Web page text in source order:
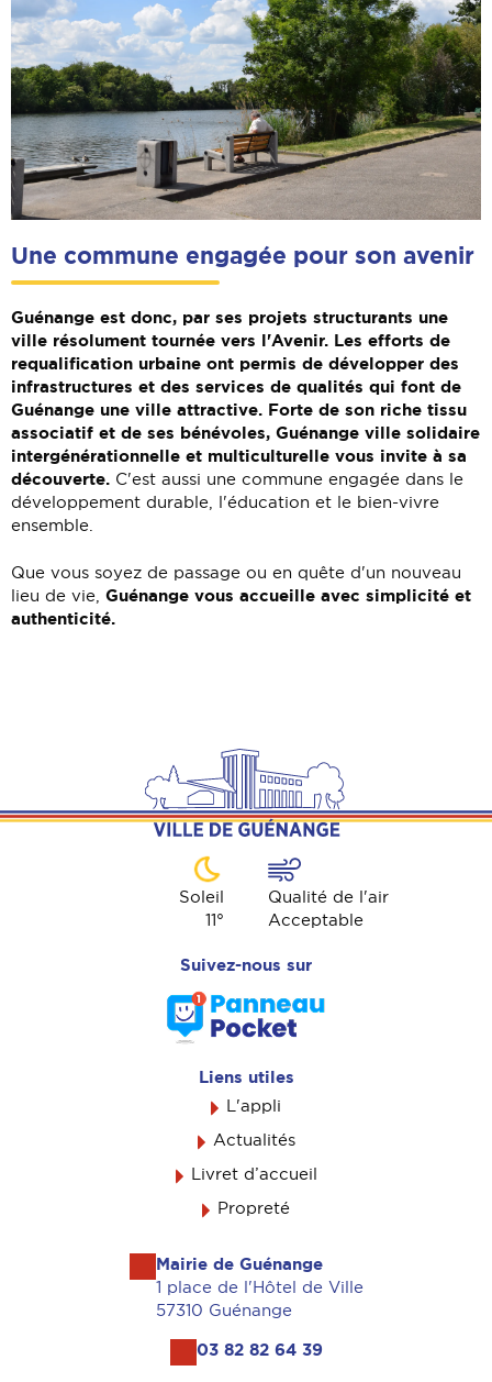
Une commune engagée pour son avenir
Guénange est donc, par ses projets structurants une
ville résolument tournée vers l'Avenir. Les efforts de
requalification urbaine ont permis de développer des
infrastructures et des services de qualités qui font de
Guénange une ville attractive. Forte de son riche tissu
associatif et de ses bénévoles, Guénange ville solidaire
intergénérationnelle et multiculturelle vous invite à sa
découverte. C'est aussi une commune engagée dans le
développement durable, l'éducation et le bien-vivre
ensemble.
Que vous soyez de passage ou en quête d'un nouveau
lieu de vie, Guénange vous accueille avec simplicité et
authenticité.
Soleil
11°
Qualité de l'air
Acceptable
Suivez-nous sur
Liens utiles
L'appli
Actualités
Livret d’accueil
Propreté
Mairie de Guénange
1 place de l'Hôtel de Ville
57310 Guénange
03 82 82 64 39